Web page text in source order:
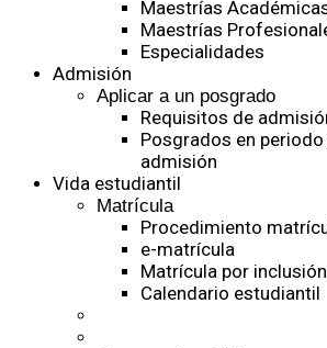
Maestrías
Maestrías
Especialidades
Admisión
Aplicar a un posgrado
Requisitos de
Posgrados en
admisión
Vida estudiantil
Matrícula
Procedimiento
e-matrícula
Matrícula por inclusión
Calendario estudiantil